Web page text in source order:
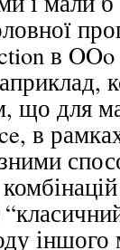
в
що для
в